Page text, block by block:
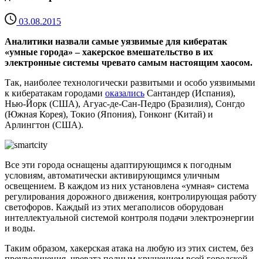
03.08.2015
Аналитики назвали самые уязвимые для кибератак
«умные города» – хакерское вмешательство в их
электронные системы чревато самым настоящим хаосом.
Так, наиболее технологически развитыми и особо уязвимыми
к кибератакам городами оказались Сантандер (Испания),
Нью-Йорк (США), Агуас-де-Сан-Педро (Бразилия), Сонгдо
(Южная Корея), Токио (Япония), Гонконг (Китай) и
Арлингтон (США).
Все эти города оснащены адаптирующимся к погодным
условиям, автоматически активирующимся уличным
освещением. В каждом из них установлена «умная» система
регулирования дорожного движения, контролирующая работу
светофоров. Каждый из этих мегаполисов оборудован
интеллектуальной системой контроля подачи электроэнергии
и воды.
Таким образом, хакерская атака на любую из этих систем, без